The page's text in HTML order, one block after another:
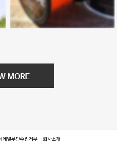
메일무단수집거부 회사소개